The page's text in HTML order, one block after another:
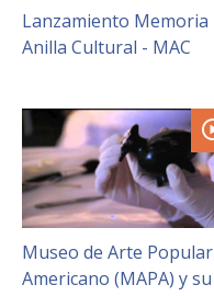
Lanzamiento Memoria
Anilla Cultural - MAC
Museo de Arte Popular
Americano (MAPA) y su